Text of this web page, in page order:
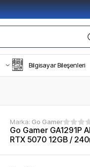
Bilgisayar Bileşenleri
Marka:Go Gamer
Go Gamer GA1291P
RTX 5070 12GB /